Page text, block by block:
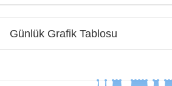
Günlük Grafik Tablosu